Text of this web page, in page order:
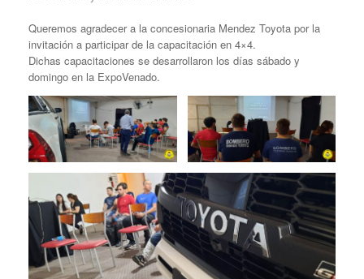
Queremos agradecer a la concesionaria Mendez Toyota por la
invitación a participar de la capacitación en 4×4.
Dichas capacitaciones se desarrollaron los días sábado y
domingo en la ExpoVenado.